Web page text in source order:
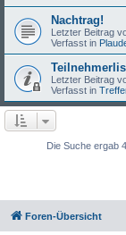
Nachtrag!
Letzter Beitrag
Verfasst in
Letzter Beitrag
Verfasst in
Die Suche ergab
Foren-Übersicht